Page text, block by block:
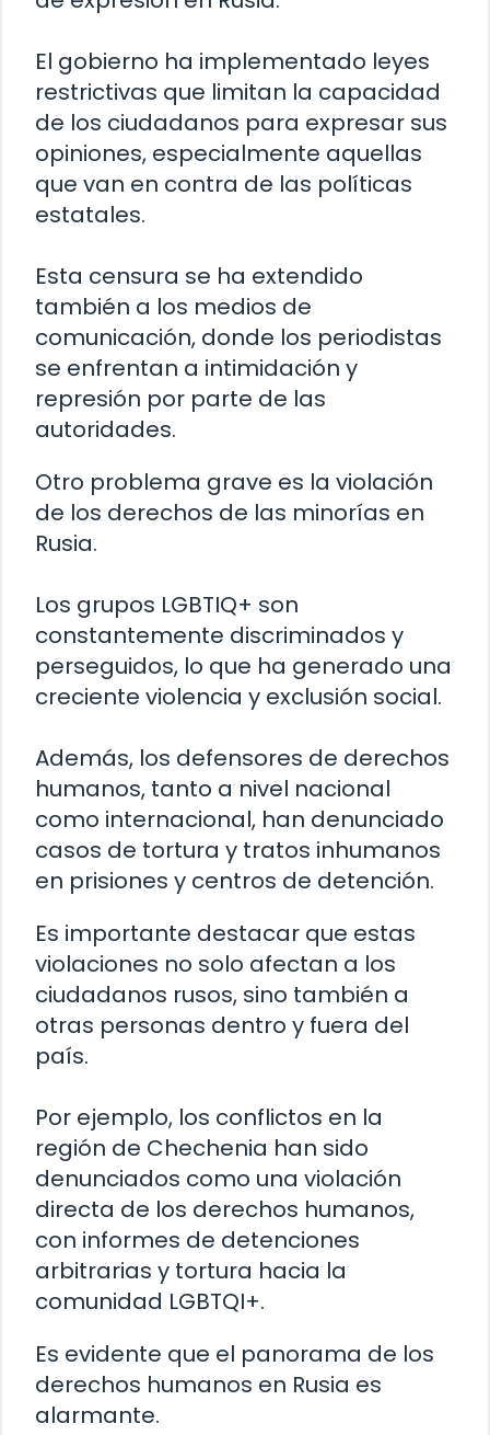
El gobierno ha implementado leyes
restrictivas que limitan la capacidad
de los ciudadanos para expresar sus
opiniones, especialmente aquellas
que van en contra de las políticas
estatales.
Esta censura se ha extendido
también a los medios de
comunicación, donde los periodistas
se enfrentan a intimidación y
represión por parte de las
autoridades.
Otro problema grave es la violación
de los derechos de las minorías en
Rusia.
Los grupos LGBTIQ+ son
constantemente discriminados y
perseguidos, lo que ha generado una
creciente violencia y exclusión social.
Además, los defensores de derechos
humanos, tanto a nivel nacional
como internacional, han denunciado
casos de tortura y tratos inhumanos
en prisiones y centros de detención.
Es importante destacar que estas
violaciones no solo afectan a los
ciudadanos rusos, sino también a
otras personas dentro y fuera del
país.
Por ejemplo, los conflictos en la
región de Chechenia han sido
denunciados como una violación
directa de los derechos humanos,
con informes de detenciones
arbitrarias y tortura hacia la
comunidad LGBTQI+.
Es evidente que el panorama de los
derechos humanos en Rusia es
alarmante.